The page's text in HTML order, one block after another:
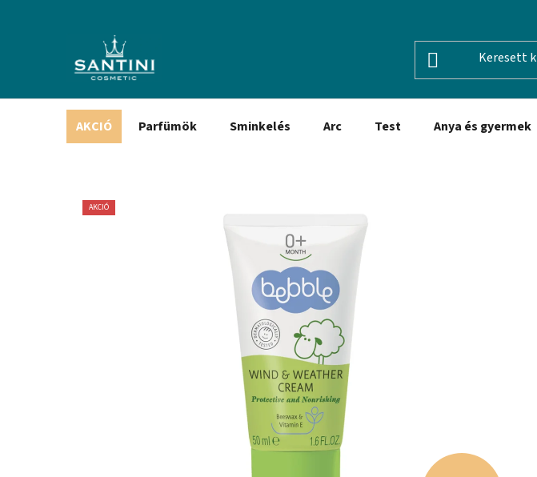
AKCIÓ Parfümök Sminkelés Arc Test Anya és gyermek
AKCIÓ